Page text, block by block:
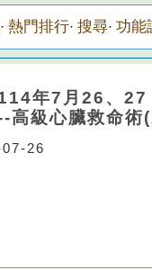
· 熱門排行· 搜尋· 功能
114年7月26、
高級心臟救命
26